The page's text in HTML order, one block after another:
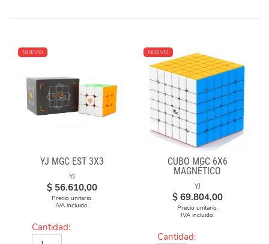
NUEVO
YJ MGC EST 3X3
YJ
$ 56.610,00
Precio unitario.
IVA incluido.
Cantidad:
NUEVO
CUBO MGC 6X6
MAGNÉTICO
STICKERLESS
YJ
$ 69.804,00
Precio unitario.
IVA incluido.
Cantidad: